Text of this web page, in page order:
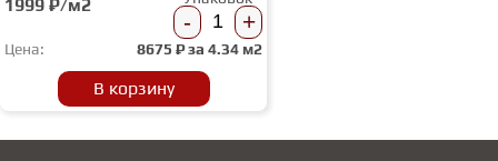
1999 ₽/м2
- +
Цена: 8675 ₽ за 4.34 м2
В корзину